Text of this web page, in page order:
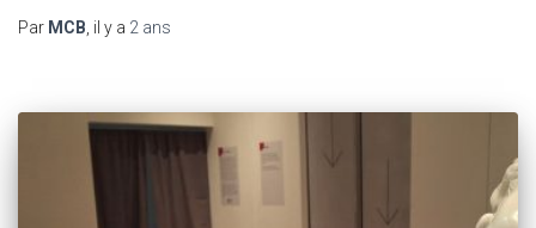
Par MCB , il y a 2 ans